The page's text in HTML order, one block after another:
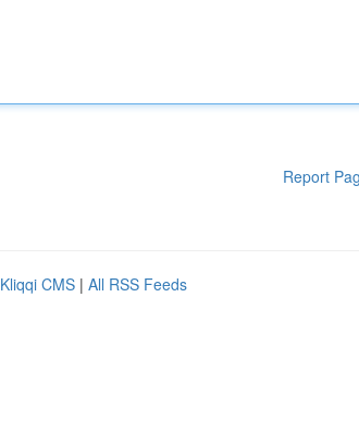
Report
Kliqqi CMS | All RSS Feeds